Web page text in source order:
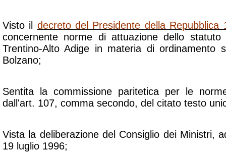
Visto il decreto del Presidente della
concernente norme di attuazione dello
Trentino-Alto Adige in materia di ordinamento
Bolzano;
Sentita la commissione paritetica per le
dall'art. 107, comma secondo, del citato testo
Vista la deliberazione del Consiglio dei Ministri,
19 luglio 1996;